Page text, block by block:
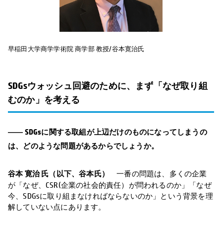
早稲田大学商学学術院 商学部 教授/谷本寛治氏
SDGsウォッシュ回避のために、まず「なぜ取り組
むのか」を考える
―― SDGsに関する取組が上辺だけのものになってしまうの
は、どのような問題があるからでしょうか。
谷本 寛治 氏（以下、谷本氏）
一番の問題は、多くの企業
が「なぜ、CSR(企業の社会的責任）が問われるのか」「なぜ
今、SDGsに取り組まなければならないのか」という背景を理
解していない点にあります。